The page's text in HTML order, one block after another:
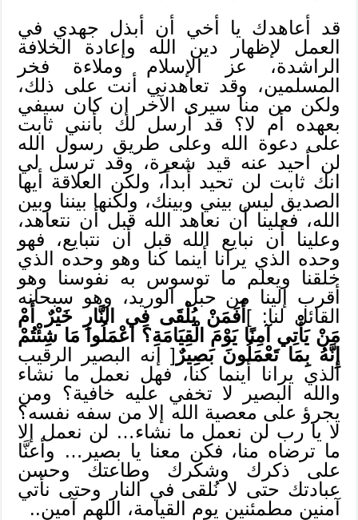
قد أعاهدك يا أخي أن أبذل جهدي في
العمل لإظهار دين الله وإعادة الخلافة
الراشدة، عز الإسلام وملاءة فخر
المسلمين، وقد تعاهدني أنت على ذلك،
ولكن من منا سيرى الآخر إن كان سيفي
بعهده أم لا؟ قد أرسل لك بأنني ثابت
على دعوة الله وعلى طريق رسول الله
لن أحيد عنه قيد شعرة، وقد ترسل لي
انك ثابت لن تحيد أبداً، ولكن العلاقة أيها
الصديق ليس بيني وبينك، ولكنها بيننا وبين
الله، فعلينا أن نعاهد الله قبل أن نتعاهد،
وعلينا أن نبايع الله قبل أن نتبايع، فهو
وحده الذي يرانا أينما كنا وهو وحده الذي
خلقنا ويعلم ما توسوس به نفوسنا وهو
أقرب إلينا من حبل الوريد، وهو سبحانه
القائل لنا: ] أَفَمَنْ يُلْقَى فِي النَّارِ خَيْرٌ أَمْ
مَنْ يَأْتِي آمِنًا يَوْمَ الْقِيَامَةِ؟ اعْمَلُوا مَا شِئْتُمْ
إِنَّهُ بِمَا تَعْمَلُونَ بَصِيرٌ [ إنه البصير الرقيب
الذي يرانا أينما كنا، فهل نعمل ما نشاء
والله البصير لا تخفي عليه خافية؟ ومن
يجرؤ على معصية الله إلا من سفه نفسه؟
لا يا رب لن نعمل ما نشاء… لن نعمل إلا
ما ترضاه منا، فكن معنا يا بصير… وأعنَّا
على ذكرك وشكرك وطاعتك وحسن
عبادتك حتى لا نُلقى في النار وحتى نأتي
آمنين مطمئنين يوم القيامة، اللهم آمين..